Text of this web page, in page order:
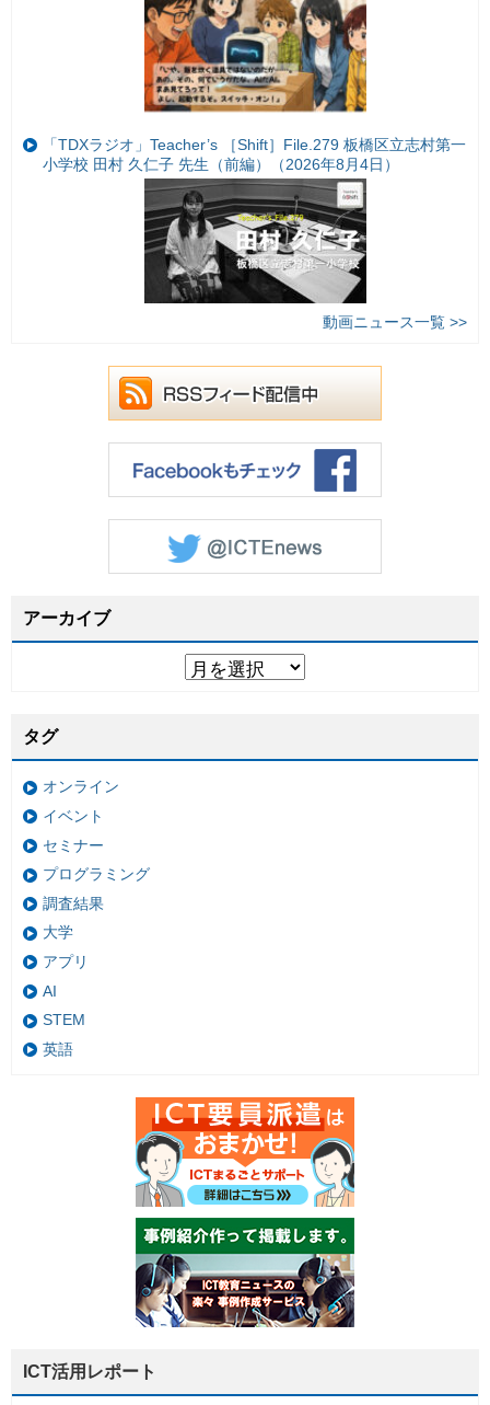
「TDXラジオ」Teacher’s ［Shift］File.279 板橋区立志村第一
小学校 田村 久仁子 先生（前編）（2026年8月4日）
動画ニュース一覧 >>
アーカイブ
タグ
オンライン
イベント
セミナー
プログラミング
調査結果
大学
アプリ
AI
STEM
英語
ICT活用レポート